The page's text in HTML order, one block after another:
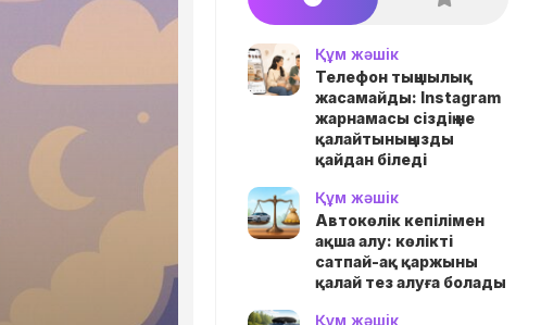
Құм жәшік
Телефон тыңшылық
жасамайды: Instagram
жарнамасы сіздің не
қалайтыныңызды
қайдан біледі
Құм жәшік
Автокөлік кепілімен
ақша алу: көлікті
сатпай-ақ қаржыны
қалай тез алуға болады
Құм жәшік